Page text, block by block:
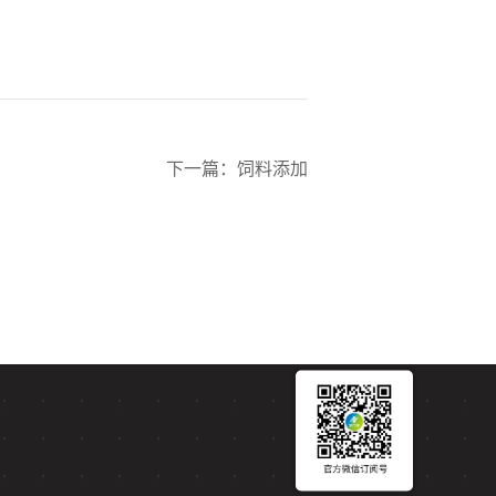
下一篇 ：饲料添加